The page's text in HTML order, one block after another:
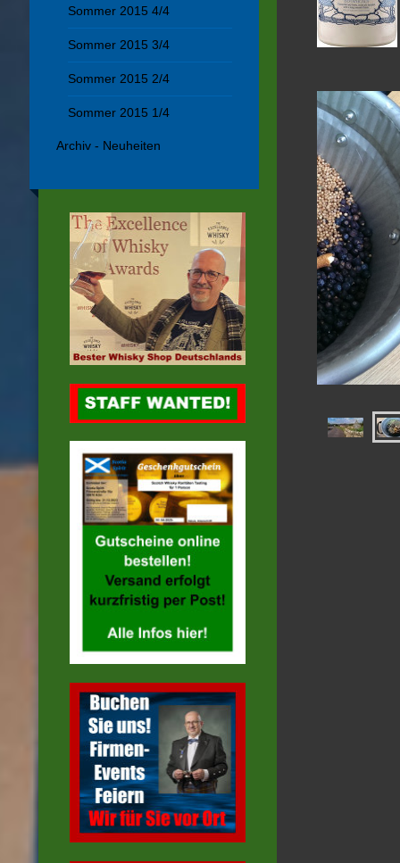
Sommer 2015 4/4
Sommer 2015 3/4
Sommer 2015 2/4
Sommer 2015 1/4
Archiv - Neuheiten